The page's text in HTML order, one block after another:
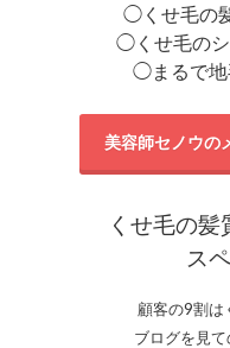
◯くせ毛の
◯くせ毛のシ
◯まるで地
美容師セノウの
くせ毛の
ス
顧客の9割は
ブログを見